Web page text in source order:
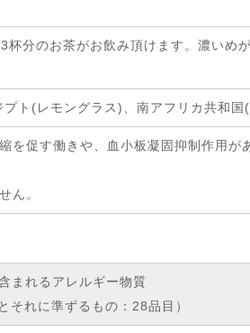
分のお茶がお飲み頂けます。濃いめ
ト(レモングラス)、南アフリカ共和国
を促す働きや、血小板凝固抑制作用が
ん。
まれるアレルギー物質
それに準ずるもの：28品目）